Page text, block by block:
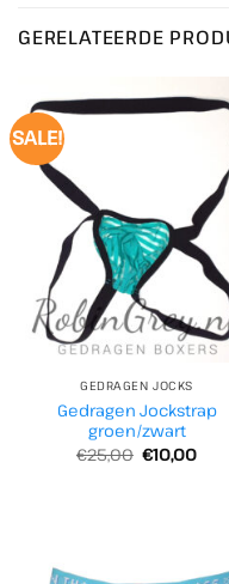
GERELATEERDE
SALE!
GEDRAGEN JOCKS
Gedragen Jockstrap
groen/zwart
€25,00
prijs
€10,00